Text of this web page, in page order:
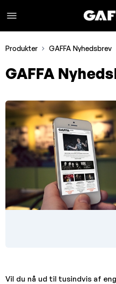
Produkter GAFFA Nyhedsbrev
GAFFA
Vil du nå ud til tusindvis af